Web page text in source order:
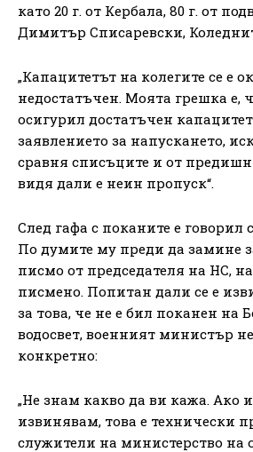
като 20 г. от Кербала, 80 г. от
Димитър Списаревски,
„Капацитетът на колегите се е
недостатъчен. Моята грешка е,
осигурил достатъчен
заявлението за напускането,
сравня списъците и от
видя дали е неин пропуск“.
След гафа с поканите е говорил
По думите му преди да замине
писмо от председателя на НС,
писмено. Попитан дали се е
за това, че не е бил поканен на
водосвет, военният министър
конкретно:
„Не знам какво да ви кажа. Ако
извинявам, това е технически
служители на министерство на